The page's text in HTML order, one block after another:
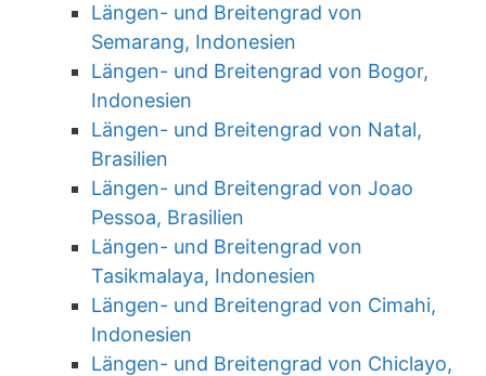
Längen- und Breitengrad von
Semarang, Indonesien
Längen- und Breitengrad von Bogor,
Indonesien
Längen- und Breitengrad von Natal,
Brasilien
Längen- und Breitengrad von Joao
Pessoa, Brasilien
Längen- und Breitengrad von
Tasikmalaya, Indonesien
Längen- und Breitengrad von Cimahi,
Indonesien
Längen- und Breitengrad von Chiclayo,